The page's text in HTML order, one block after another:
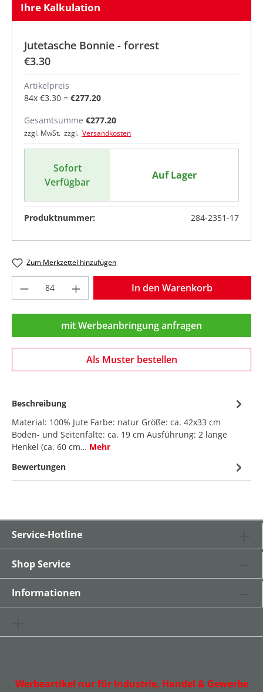
Ihre Kalkulation
Jutetasche Bonnie - forrest
€3.30
Artikelpreis
84x €3.30 = €277.20
Gesamtsumme €277.20
zzgl. MwSt. zzgl. Versandkosten
Sofort
Verfügbar
Auf Lager
Produktnummer: 284-2351-17
Zum Merkzettel hinzufügen
Produkt Anzahl: Gib den gewünschten
In den Warenkorb
mit Werbeanbringung anfragen
Als Muster bestellen
Beschreibung
Material: 100% Jute Farbe: natur Größe: ca. 42x33 cm
Boden- und Seitenfalte: ca. 19 cm Ausführung: 2 lange
Henkel (ca. 60 cm… Mehr
Bewertungen
Service-Hotline
Shop Service
Informationen
Werbeartikel nur für Industrie, Handel & Gewerbe